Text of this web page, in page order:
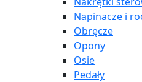
Napinacze i
Obręcze
Opony
Osie
Pedały